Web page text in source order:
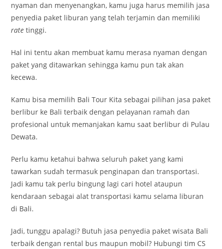
nyaman dan menyenangkan, kamu juga harus memilih jasa
penyedia paket liburan yang telah terjamin dan memiliki
ratetinggi.
Hal ini tentu akan membuat kamu merasa nyaman dengan
paket yang ditawarkan sehingga kamu pun tak akan
kecewa.
Kamu bisa memilih Bali Tour Kita sebagai pilihan jasa paket
berlibur ke Bali terbaik dengan pelayanan ramah dan
profesional untuk memanjakan kamu saat berlibur di Pulau
Dewata.
Perlu kamu ketahui bahwa seluruh paket yang kami
tawarkan sudah termasuk penginapan dan transportasi.
Jadi kamu tak perlu bingung lagi cari hotel ataupun
kendaraan sebagai alat transportasi kamu selama liburan
di Bali.
Jadi, tunggu apalagi? Butuh jasa penyedia paket wisata Bali
terbaik dengan rental bus maupun mobil? Hubungi tim CS